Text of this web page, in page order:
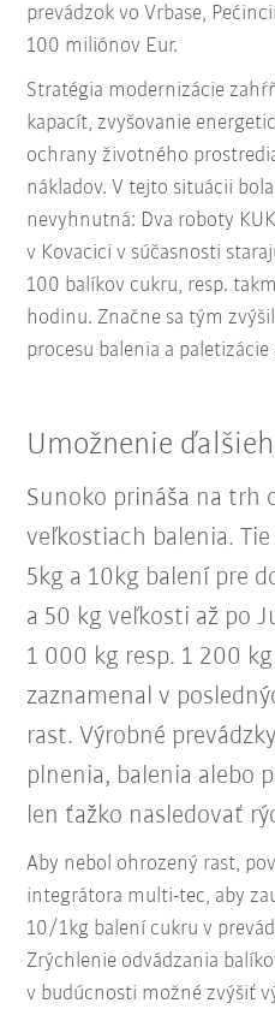
prevádzok vo Vrbase,
100 miliónov Eur.
Stratégia modernizácie
kapacít, zvyšovanie
ochrany životného
nákladov. V tejto situácii
nevyhnutná: Dva roboty
v Kovacici v súčasnosti
100 balíkov cukru, resp.
hodinu. Značne sa tým
procesu balenia a paletizácie
Umožnenie
Sunoko prináša na trh
veľkostiach balenia.
5kg a 10kg balení pre
a 50 kg veľkosti až po
1 000 kg resp. 1 200
zaznamenal v
rast. Výrobné
plnenia, balenia alebo
len ťažko nasledovať
Aby nebol ohrozený rast,
integrátora multi-tec, aby
10/1kg balení cukru v
Zrýchlenie odvádzania
v budúcnosti možné zvýšiť